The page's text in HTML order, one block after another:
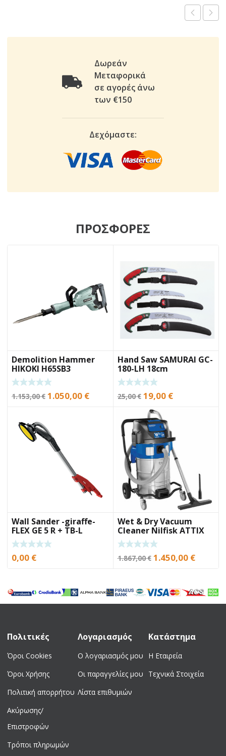
Δωρεάν
Μεταφορικά
σε αγορές άνω
των €150
Δεχόμαστε:
ΠΡΟΣΦΟΡΕΣ
Demolition Hammer
HIKOKI H65SB3
1.153,00€ Original
1.153,00 €.
1.050,00 €Current
1.050,00 €.
Hand Saw SAMURAI GC-
180-LH 18cm
25,00€ Original
price
was:
25,00 €.
19,00 €Current
Wall Sander -giraffe-
FLEX GE 5 R + TB-L
0,00 €
Wet & Dry Vacuum
Cleaner Nilfisk ATTIX
961-01 16A
1.867,00€ Original
1.867,00 €.
1.450,00 €
Πολιτικές
Όροι Cookies
Όροι Χρήσης
Πολιτική απορρήτου
Ακύρωσης/
Επιστροφών
Τρόποι πληρωμών
Λογαριασμός
Ο λογαριασμός μου
Οι παραγγελίες μου
Λίστα επιθυμιών
Κατάστημα
Η Εταιρεία
Τεχνικά Στοιχεία